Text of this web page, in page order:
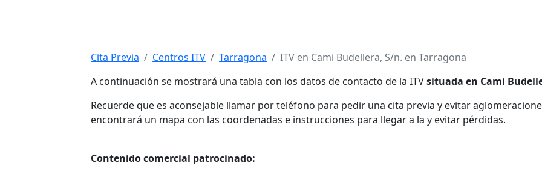
Cita Previa Centros ITV Tarragona
ITV en Cami Budellera, S/n. en Tarragona
A continuación se mostrará una tabla con los datos de contacto de la ITVsituada en Cami
Recuerde que es aconsejable llamar por teléfono para pedir una cita previa y evitar
encontrará un mapa con las coordenadas e instrucciones para llegar a la y evitar pérdidas.
Contenido comercial patrocinado: